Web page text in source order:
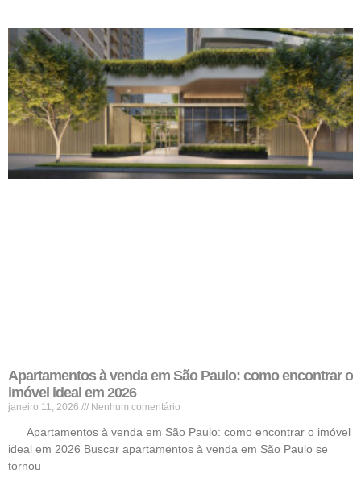
Apartamentos à venda em São Paulo: como encontrar o
imóvel ideal em 2026
janeiro 11, 2026 Nenhum comentário
Apartamentos à venda em São Paulo: como encontrar o imóvel
ideal em 2026 Buscar apartamentos à venda em São Paulo se
tornou